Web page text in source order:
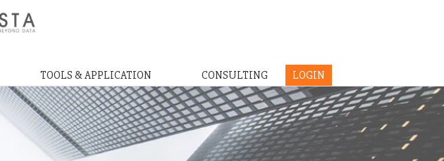
TOOLS & APPLICATION CONSULTING LOGIN